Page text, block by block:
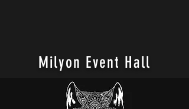
Milyon Event Hall